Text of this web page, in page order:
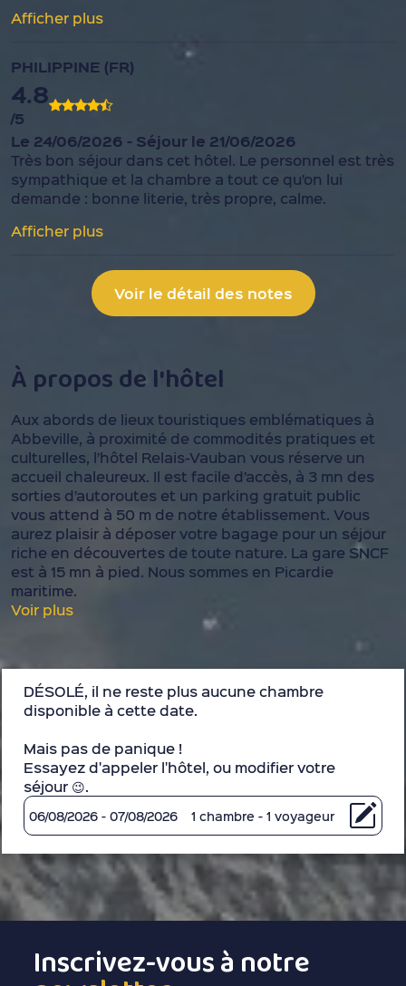
Afficher plus
PHILIPPINE (FR)
4.8
/5
Le 24/06/2026 - Séjour le 21/06/2026
Très bon séjour dans cet hôtel. Le personnel est très
sympathique et la chambre a tout ce qu’on lui
demande : bonne literie, très propre, calme.
Afficher plus
Voir le détail des notes
À propos de l'hôtel
Aux abords de lieux touristiques emblématiques à
Abbeville, à proximité de commodités pratiques et
culturelles, l’hôtel Relais-Vauban vous réserve un
accueil chaleureux. Il est facile d’accès, à 3 mn des
sorties d’autoroutes et un parking gratuit public
vous attend à 50 m de notre établissement. Vous
aurez plaisir à déposer votre bagage pour un séjour
riche en découvertes de toute nature. La gare SNCF
est à 15 mn à pied. Nous sommes en Picardie
maritime.
Voir plus
DÉSOLÉ, il ne reste plus aucune chambre
disponible à cette date.
Mais pas de panique !
Essayez d'appeler l'hôtel, ou modifier votre
séjour 😉.
06/08/2026 - 07/08/2026 1 chambre - 1 voyageur
Inscrivez-vous à notre